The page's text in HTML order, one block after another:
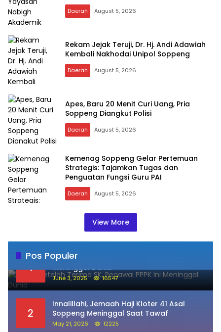
Daerah August 5, 2026
Rekam Jejak Teruji, Dr. Hj. Andi Adawiah
Kembali Nakhodai Unipol Soppeng
Daerah August 5, 2026
Apes, Baru 20 Menit Curi Uang, Pria
Soppeng Diangkut Polisi
Daerah August 5, 2026
Kemenag Soppeng Gelar Pertemuan
Strategis: Tajamkan Tugas dan
Penguatan Fungsi Guru PAI
Daerah August 5, 2026
View More
Pos Populer
1
Sehari Setelah Terima SK, Pegawai PPPK Ini
Meninggal Dunia
June 3, 2025 16547
2
Innalillahi, Jemaah Haji Kloter 41 Asal
Soppeng Meninggal Saat Tawaf
May 21, 2026 12225